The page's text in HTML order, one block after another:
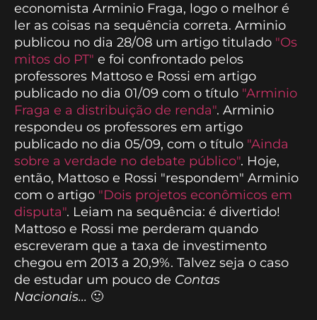
economista Arminio Fraga, logo o melhor é
ler as coisas na sequência correta. Arminio
publicou no dia 28/08 um artigo titulado "Os
mitos do PT" e foi confrontado pelos
professores Mattoso e Rossi em artigo
publicado no dia 01/09 com o título "Arminio
Fraga e a distribuição de renda". Arminio
respondeu os professores em artigo
publicado no dia 05/09, com o título "Ainda
sobre a verdade no debate público". Hoje,
então, Mattoso e Rossi "respondem" Arminio
com o artigo "Dois projetos econômicos em
disputa". Leiam na sequência: é divertido!
Mattoso e Rossi me perderam quando
escreveram que a taxa de investimento
chegou em 2013 a 20,9%. Talvez seja o caso
de estudar um pouco de Contas
Nacionais... 🙂